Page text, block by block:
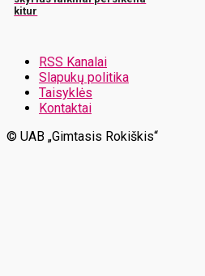
kitur
RSS Kanalai
Slapukų politika
Taisyklės
Kontaktai
© UAB „Gimtasis Rokiškis“